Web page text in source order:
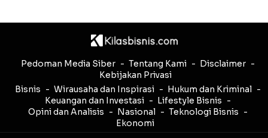
Pedoman Media Siber Tentang Kami
Disclaimer
Kebijakan Privasi
Bisnis
Wirausaha dan Inspirasi
Hukum dan Kriminal
Keuangan dan Investasi
Lifestyle Bisnis
Opini dan Analisis
Nasional
Teknologi Bisnis
Ekonomi